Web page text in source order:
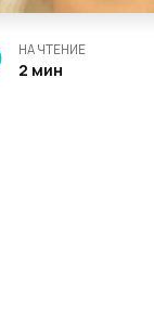
НА ЧТЕНИЕ
2 мин